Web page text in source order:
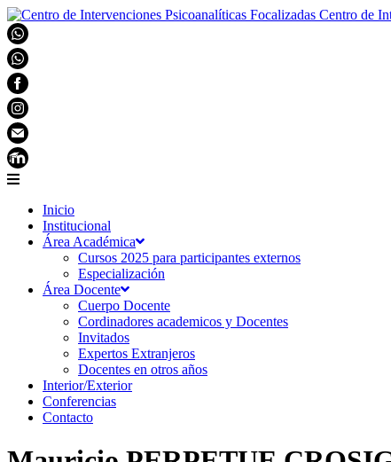
Centro de
Inicio
Institucional
Área Académica
Cursos 2025 para participantes externos
Especialización
Área Docente
Cuerpo Docente
Cordinadores academicos y Docentes
Invitados
Expertos Extranjeros
Docentes en otros años
Interior/Exterior
Conferencias
Contacto